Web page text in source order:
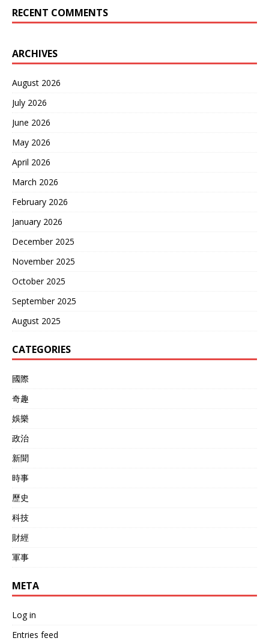
RECENT COMMENTS
ARCHIVES
August 2026
July 2026
June 2026
May 2026
April 2026
March 2026
February 2026
January 2026
December 2025
November 2025
October 2025
September 2025
August 2025
CATEGORIES
國際
奇趣
娛樂
政治
新聞
時事
歷史
科技
財經
軍事
META
Log in
Entries feed